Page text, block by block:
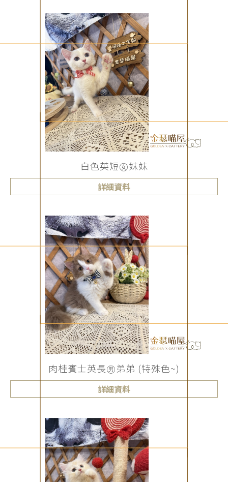
白色英短㊛妹妹
詳細資料
肉桂賓士英長㊚弟弟 (特殊色~)
詳細資料